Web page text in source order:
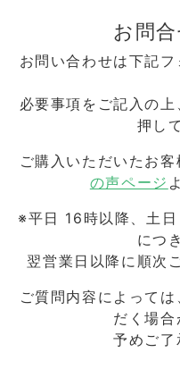
お問
お問い合わせは下記
必要事項をご記入の
押し
ご購入いただいたお客
の声ページ
※平日 16時以降、土
につ
翌営業日以降に順次
ご質問内容によって
だく場合
予めご了